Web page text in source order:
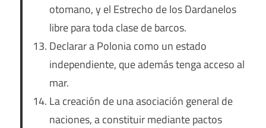
otomano, y el Estrecho de los Dardanelos
libre para toda clase de barcos.
Declarar a Polonia como un estado
independiente, que además tenga acceso al
mar.
La creación de una asociación general de
naciones, a constituir mediante pactos